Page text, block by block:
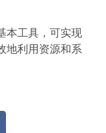
本工具，可实现
地利用资源和系